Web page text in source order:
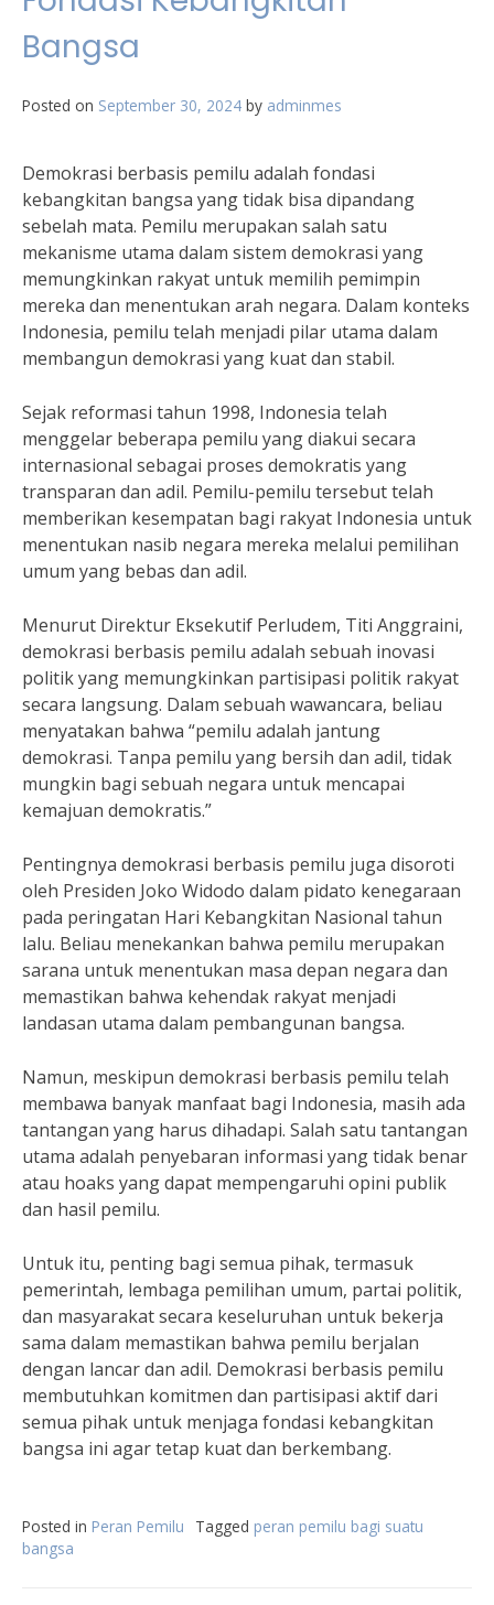
Bangsa
Posted on September 30, 2024 by adminmes
Demokrasi berbasis pemilu adalah fondasi
kebangkitan bangsa yang tidak bisa dipandang
sebelah mata. Pemilu merupakan salah satu
mekanisme utama dalam sistem demokrasi yang
memungkinkan rakyat untuk memilih pemimpin
mereka dan menentukan arah negara. Dalam konteks
Indonesia, pemilu telah menjadi pilar utama dalam
membangun demokrasi yang kuat dan stabil.
Sejak reformasi tahun 1998, Indonesia telah
menggelar beberapa pemilu yang diakui secara
internasional sebagai proses demokratis yang
transparan dan adil. Pemilu-pemilu tersebut telah
memberikan kesempatan bagi rakyat Indonesia untuk
menentukan nasib negara mereka melalui pemilihan
umum yang bebas dan adil.
Menurut Direktur Eksekutif Perludem, Titi Anggraini,
demokrasi berbasis pemilu adalah sebuah inovasi
politik yang memungkinkan partisipasi politik rakyat
secara langsung. Dalam sebuah wawancara, beliau
menyatakan bahwa “pemilu adalah jantung
demokrasi. Tanpa pemilu yang bersih dan adil, tidak
mungkin bagi sebuah negara untuk mencapai
kemajuan demokratis.”
Pentingnya demokrasi berbasis pemilu juga disoroti
oleh Presiden Joko Widodo dalam pidato kenegaraan
pada peringatan Hari Kebangkitan Nasional tahun
lalu. Beliau menekankan bahwa pemilu merupakan
sarana untuk menentukan masa depan negara dan
memastikan bahwa kehendak rakyat menjadi
landasan utama dalam pembangunan bangsa.
Namun, meskipun demokrasi berbasis pemilu telah
membawa banyak manfaat bagi Indonesia, masih ada
tantangan yang harus dihadapi. Salah satu tantangan
utama adalah penyebaran informasi yang tidak benar
atau hoaks yang dapat mempengaruhi opini publik
dan hasil pemilu.
Untuk itu, penting bagi semua pihak, termasuk
pemerintah, lembaga pemilihan umum, partai politik,
dan masyarakat secara keseluruhan untuk bekerja
sama dalam memastikan bahwa pemilu berjalan
dengan lancar dan adil. Demokrasi berbasis pemilu
membutuhkan komitmen dan partisipasi aktif dari
semua pihak untuk menjaga fondasi kebangkitan
bangsa ini agar tetap kuat dan berkembang.
Posted in Peran Pemilu Tagged peran pemilu bagi suatu
bangsa